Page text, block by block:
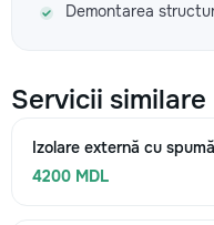
Demontarea
Servicii similare
Izolare externă cu
4200 MDL